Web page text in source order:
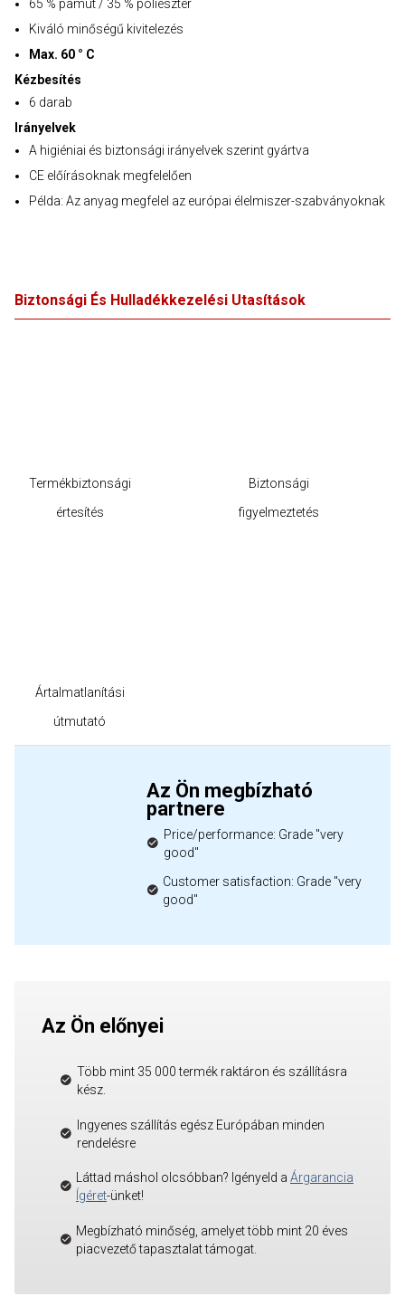
65 % pamut / 35 % poliészter
Kiváló minőségű kivitelezés
Max. 60 ° C
Kézbesítés
6 darab
Irányelvek
A higiéniai és biztonsági irányelvek szerint gyártva
CE előírásoknak megfelelően
Példa: Az anyag megfelel az európai élelmiszer-szabványoknak
Biztonsági És Hulladékkezelési Utasítások
Termékbiztonsági
értesítés
Biztonsági
figyelmeztetés
Ártalmatlanítási
útmutató
Az Ön megbízható
partnere
Price/performance: Grade "very
good"
Customer satisfaction: Grade "very
good"
Az Ön előnyei
Több mint 35 000 termék raktáron és szállításra
kész.
Ingyenes szállítás egész Európában minden
rendelésre
Láttad máshol olcsóbban? Igényeld a Árgarancia
Ígéret-ünket!
Megbízható minőség, amelyet több mint 20 éves
piacvezető tapasztalat támogat.